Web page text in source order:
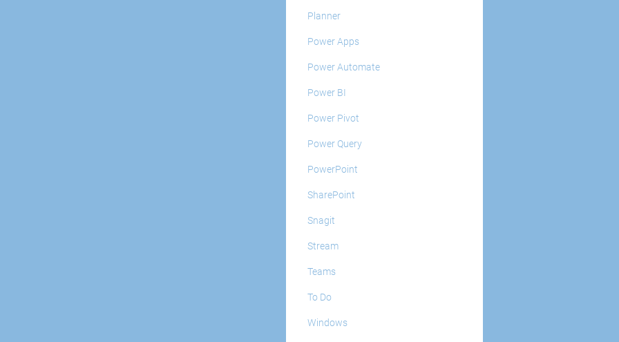
Planner
Power Apps
Power Automate
Power BI
Power Pivot
Power Query
PowerPoint
SharePoint
Snagit
Stream
Teams
To Do
Windows